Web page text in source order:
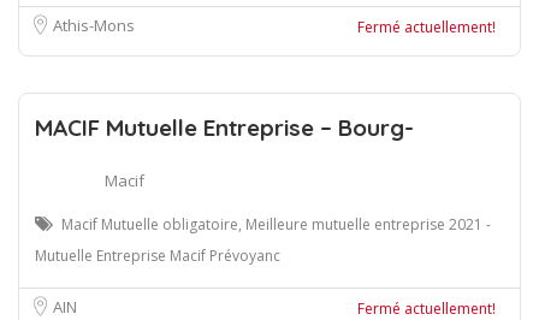
Athis-Mons Fermé actuellement!
MACIF Mutuelle Entreprise – Bourg-
Macif
Macif Mutuelle obligatoire, Meilleure mutuelle entreprise 2021 -
Mutuelle Entreprise Macif Prévoyanc
AIN Fermé actuellement!